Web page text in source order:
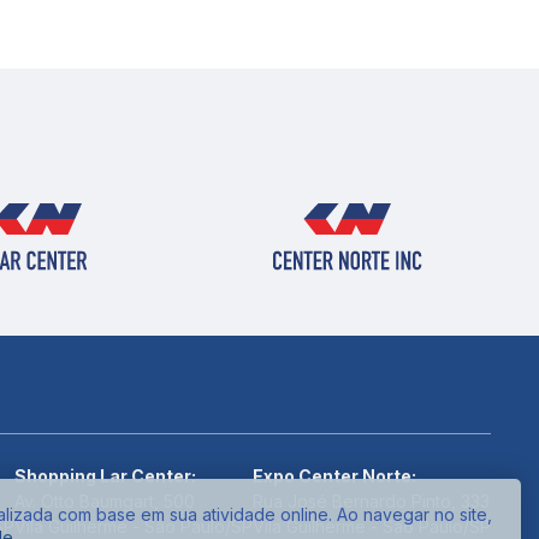
Shopping Lar Center:
Vila Guilherme - São Paulo/SP
Expo Center Norte:
Vila Guilherme - São Paulo/SP
com base em sua atividade online. Ao navegar no site,